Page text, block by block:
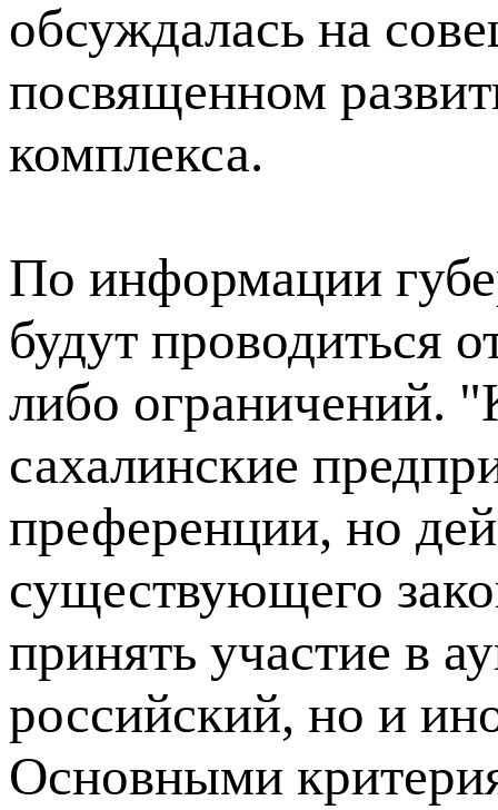
обсуждалась на
посвященном
комплекса.
По информации
будут проводиться
либо ограничений.
сахалинские
преференции, но
существующего
принять участие в
российский, но и
Основными